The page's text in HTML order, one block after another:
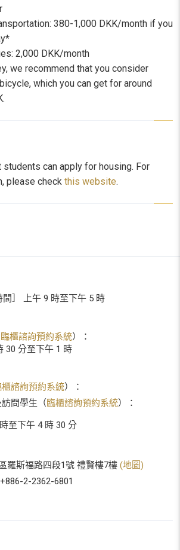
380-1,000 DKK/month if you
2,000 DKK/month
we recommend that you consider
which you can get for around
students can apply for housing. For
please check this website.
］ 上午 9 時至下午 5 時
臨櫃諮詢預約系統）：
30 分至下午 1 時
櫃諮詢預約系統）：
問學生（臨櫃諮詢預約系統）：
至下午 4 時 30 分
羅斯福路四段1號 禮賢樓7樓 (地圖)
2-2362-6801